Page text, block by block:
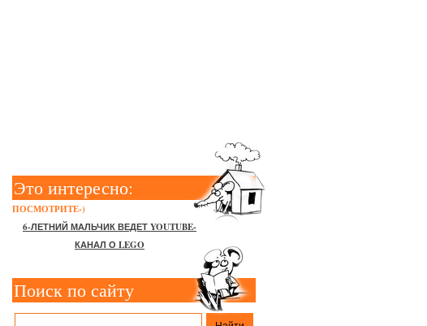
Это интересно:
ПОСМОТРИТЕ-)
6-ЛЕТНИЙ МАЛЬЧИК ВЕДЕТ YOUTUBE-
КАНАЛ О LEGO
Поиск по сайту